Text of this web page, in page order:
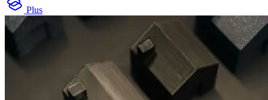
Plus